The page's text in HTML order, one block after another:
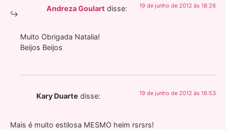
Andreza Goulart disse: 19 de junho de 2012 às 18:26
Muito Obrigada Natalia!
Beijos Beijos
Kary Duarte disse: 19 de junho de 2012 às 16:53
Mais é muito estilosa MESMO heim rsrsrs!